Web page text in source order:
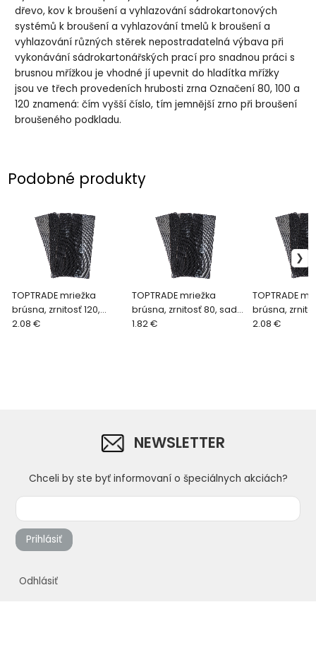
dřevo, kov k broušení a vyhlazování sádrokartonových
systémů k broušení a vyhlazování tmelů k broušení a
vyhlazování různých stěrek nepostradatelná výbava při
vykonávání sádrokartonářských prací pro snadnou práci s
brusnou mřížkou je vhodné jí upevnit do hladítka mřížky
jsou ve třech provedeních hrubosti zrna Označení 80, 100 a
120 znamená: čím vyšší číslo, tím jemnější zrno při broušení
broušeného podkladu.
Podobné produkty
TOPTRADE mriežka
brúsna, zrnitosť 120,
sada 10 ks, 105 x 280 mm
2.08 €
TOPTRADE mriežka
brúsna, zrnitosť 80, sada
10 ks, 93 x 280 mm
1.82 €
TOPTRADE
brúsna,
sada 10 ks,
2.08 €
NEWSLETTER
Chceli by ste byť informovaní o špeciálnych akciách?
Prihlásiť
Odhlásiť